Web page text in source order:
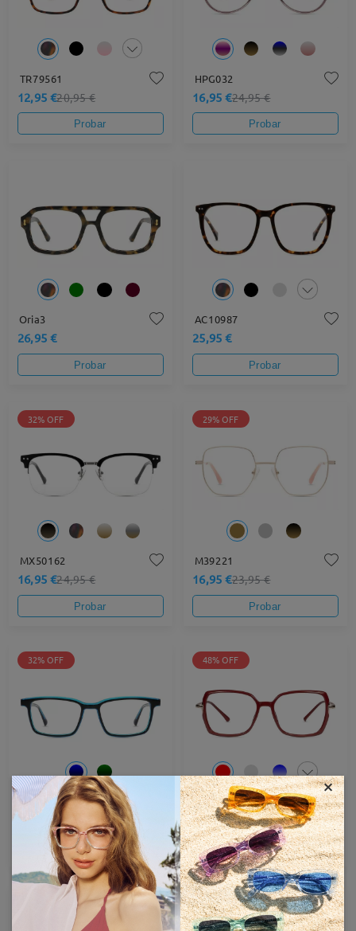
TR79561
12,95 €20,95 €
Probar
HPG032
16,95 €24,95 €
Probar
Oria3
26,95 €
Probar
AC10987
25,95 €
Probar
32% OFF
MX50162
16,95 €24,95 €
Probar
29% OFF
M39221
16,95 €23,95 €
Probar
32% OFF
Andrew059
16,95 €24,95 €
Probar
48% OFF
S0186
12,95 €24,95 €
Probar
46% OFF
×